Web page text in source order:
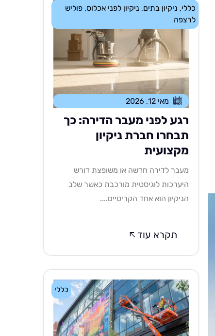
כללי, ניקיון בתים, ניקיון לפני אכלוס,פוליש
לרצפה
מאי 12, 2026
רגע לפני מעבר הדירה: כך
תבחרו חברת ניקיון
מקצועית
מעבר לדירה חדשה או משופצת דורש
היערכות לוגיסטית מורכבת כאשר שלב
הניקיון הוא אחד הקריטיים....
תקרא עוד
כללי